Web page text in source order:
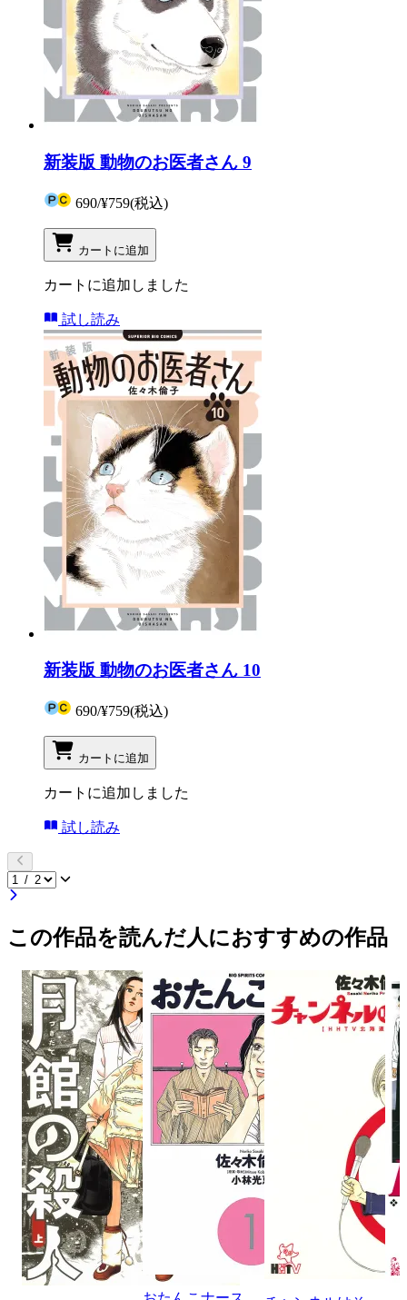
新装版 動物のお医者さん 9
690/¥759(税込)
カートに追加
カートに追加しました
試し読み
新装版 動物のお医者さん 10
690/¥759(税込)
カートに追加
カートに追加しました
試し読み
この作品を読んだ人におすすめの作品